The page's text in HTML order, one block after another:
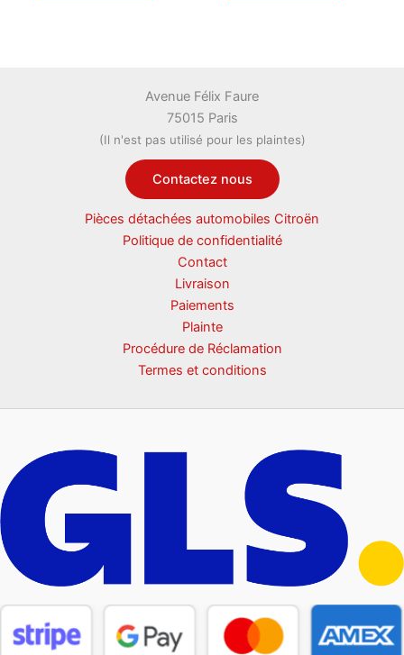
Avenue Félix Faure
75015 Paris
(Il n'est pas utilisé pour les plaintes)
Contactez nous
Pièces détachées automobiles Citroën
Politique de confidentialité
Contact
Livraison
Paiements
Plainte
Procédure de Réclamation
Termes et conditions